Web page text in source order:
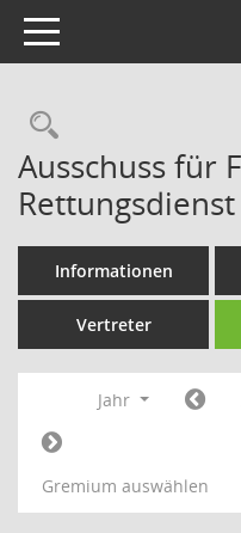
Toggle navigation
Ausschuss für
Informationen
Vertreter
Jahr
Gremium auswählen